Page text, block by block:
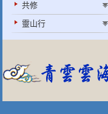
共修
靈山行